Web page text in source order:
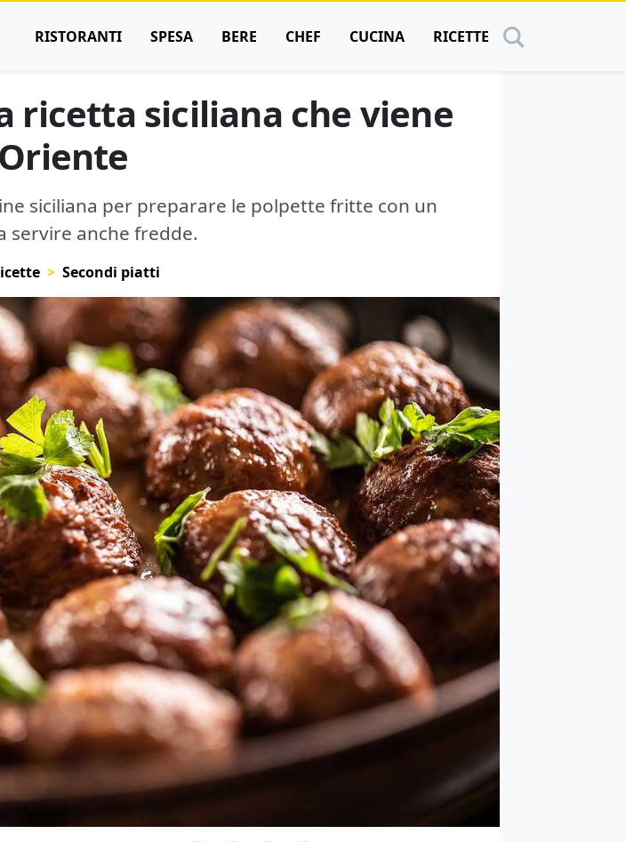
RISTORANTI SPESA BERE CHEF CUCINA RICETTE
ricetta siciliana che viene
siciliana per preparare le polpette fritte con un
servire anche fredde.
Secondi piatti